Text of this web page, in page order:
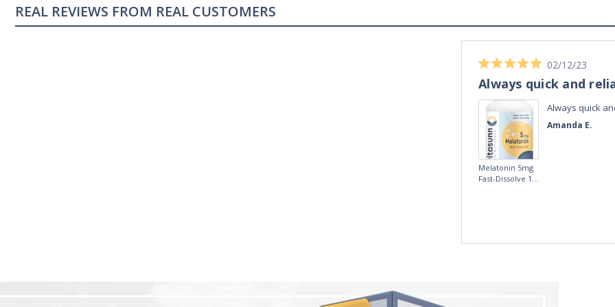
REAL REVIEWS FROM REAL CUSTOMERS
Amanda E.
02/12/23
Always quick and
Always quick
Melatonin 5mg
Fast-Dissolve 180